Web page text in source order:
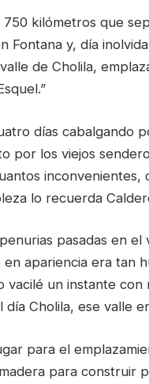
750 kilómetros que
Fontana y, día
de Cholila,
días cabalgando
por los viejos
inconvenientes,
lo recuerda
pasadas en
en apariencia era tan
vacilé un instante
día Cholila, ese valle
para el
para construir